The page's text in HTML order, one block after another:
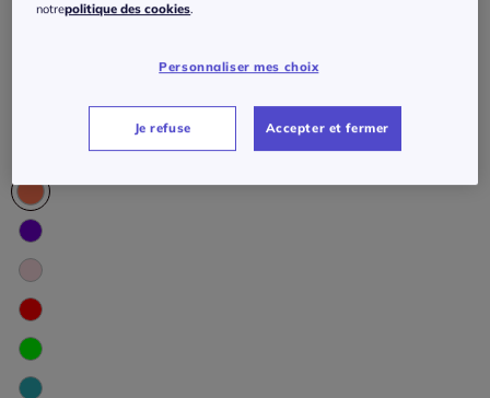
notrepolitique des cookies.
Personnaliser mes choix
Je refuse Accepter et fermer